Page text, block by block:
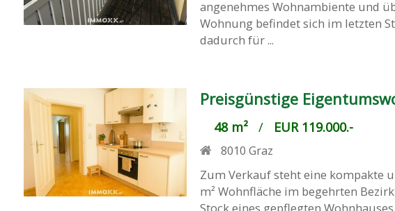
angenehmes Wohnambiente und
Wohnung befindet sich im letzten
dadurch für ...
Preisgünstige
48 m²/ EUR 119.000.-
8010 Graz
Zum Verkauf steht eine kompakte
m² Wohnfläche im begehrten